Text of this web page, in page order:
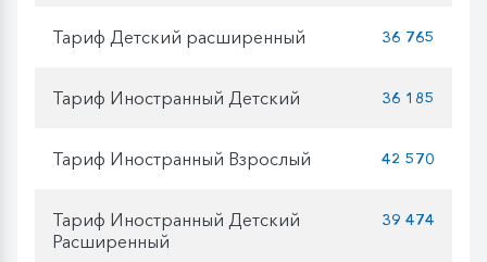
Тариф Детский расширенный 36 765
Тариф Иностранный Детский 36 185
Тариф Иностранный Взрослый 42 570
Тариф Иностранный Детский
Расширенный
39 474